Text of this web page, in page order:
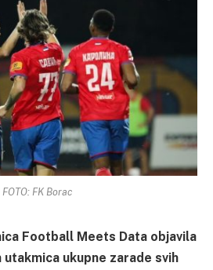
FOTO: FK Borac
Football Meets Data objavila
ukupne zarade svih